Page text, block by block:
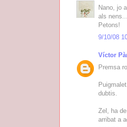
Nano, jo
als
Petons!
9/10/08
Víctor
Premsa
dubtis.
Zel, ha
arribat a